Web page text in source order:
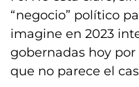
“negocio” político
imagine en 2023
gobernadas hoy
que no parece el